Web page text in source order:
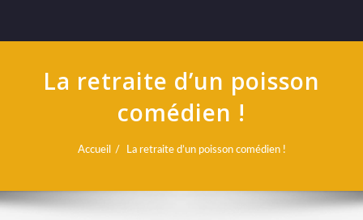
La retraite d’un poisson
comédien !
Accueil La retraite d’un poisson comédien !